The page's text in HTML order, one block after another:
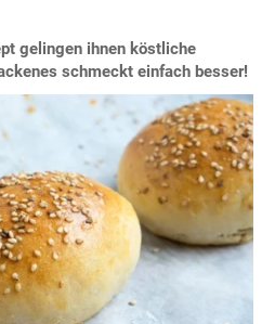
gelingen ihnen köstliche
schmeckt einfach besser!